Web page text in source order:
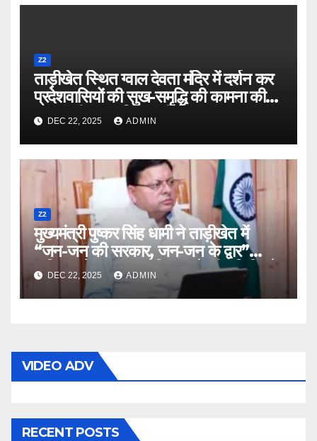
Z2
ताड़ीखेत स्थित ग्वाल देवता मंदिर में दर्शन कर
प्रदेशवासियों की सुख-समृद्धि की कामना की
मुख्यमंत्री पुष्कर सिंह धामी ने
DEC 22, 2025 ADMIN
Z2
मुख्यमंत्री पुष्कर सिंह धामी ने ताड़ीखेत में
“जन-जन की सरकार, जन-जन के द्वार”
अभियान के तहत आयोजित बहुद्देश्यीय शिविर में
किया प्रतिभाग
DEC 22, 2025 ADMIN
VIDEO ADV
RECENT POSTS